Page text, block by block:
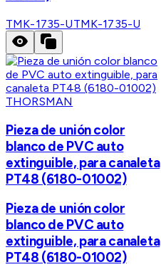
TMK-1735-UTMK-1735-U
THORSMAN
Pieza de unión color
blanco de PVC auto
extinguible, para canaleta
PT48 (6180-01002)
Pieza de unión color
blanco de PVC auto
extinguible, para canaleta
PT48 (6180-01002)